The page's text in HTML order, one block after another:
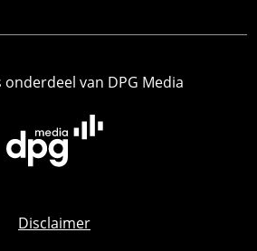
onderdeel van DPG Media
Disclaimer